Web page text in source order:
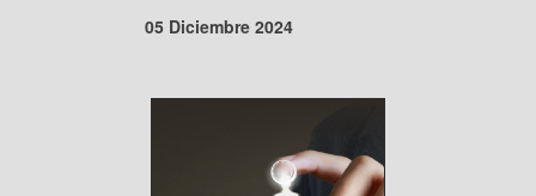
05 Diciembre 2024